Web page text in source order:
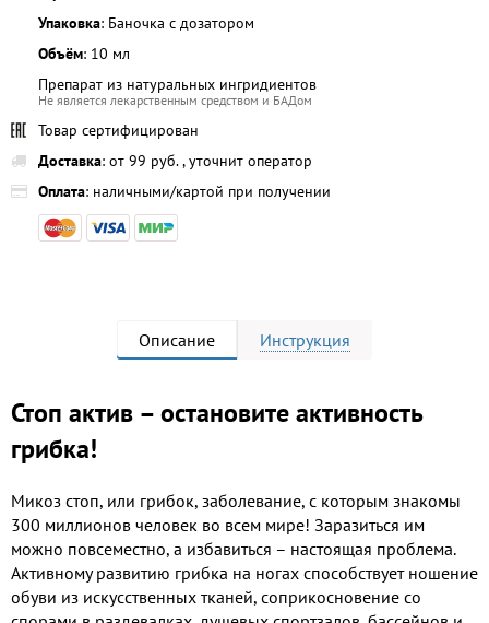
Упаковка: Баночка с дозатором
Объём: 10 мл
Препарат из натуральных ингридиентов
Не является лекарственным средством и БАДом
Товар сертифицирован
Доставка: от 99 руб. , уточнит оператор
Оплата: наличными/картой при получении
Описание Инструкция
Стоп актив – остановите активность
грибка!
Микоз стоп, или грибок, заболевание, с которым знакомы
300 миллионов человек во всем мире! Заразиться им
можно повсеместно, а избавиться – настоящая проблема.
Активному развитию грибка на ногах способствует ношение
обуви из искусственных тканей, соприкосновение со